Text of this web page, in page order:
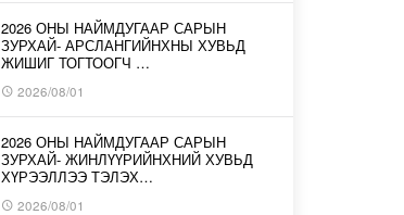
2026 ОНЫ НАЙМДУГААР САРЫН
ЗУРХАЙ- АРСЛАНГИЙНХНЫ ХУВЬД
ЖИШИГ ТОГТООГЧ …
2026/08/01
2026 ОНЫ НАЙМДУГААР САРЫН
ЗУРХАЙ- ЖИНЛҮҮРИЙНХНИЙ ХУВЬД
ХҮРЭЭЛЛЭЭ ТЭЛЭХ…
2026/08/01